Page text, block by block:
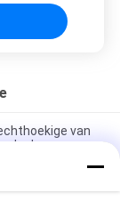
van
de de